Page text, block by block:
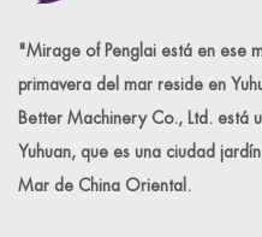
"Mirage of Penglai está en ese
primavera del mar reside en
Better Machinery Co., Ltd. está
Yuhuan, que es una ciudad
Mar de China Oriental.